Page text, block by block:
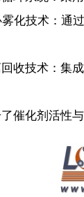
：通过PLC
：集成旋风
化剂活性与